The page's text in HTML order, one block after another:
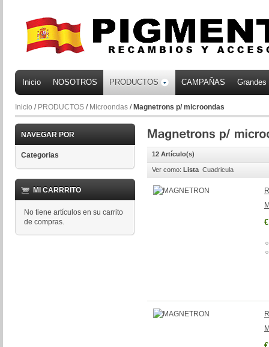
Inicio NOSOTROS PRODUCTOS CAMPAÑAS
Inicio / PRODUCTOS / Microondas / Magnetrons p/ microondas
NAVEGAR POR
Categorias
MI CARRRITO
No tiene artículos en su carrito
de compras.
12 Artículo(s)
Ver como: Lista Cuadricula